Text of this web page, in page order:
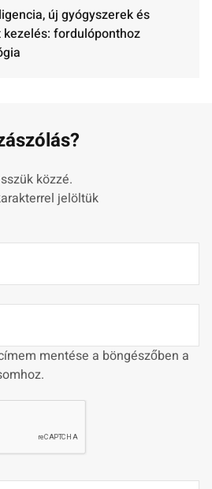
új gyógyszerek és
fordulóponthoz
közzé.
jelöltük
mentése a böngészőben a